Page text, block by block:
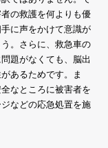
の救護を何よりも優
に声をかけて意識が
。さらに、救急車の
題がなくても、脳出
あるためです。ま
なところに被害者を
などの応急処置を施